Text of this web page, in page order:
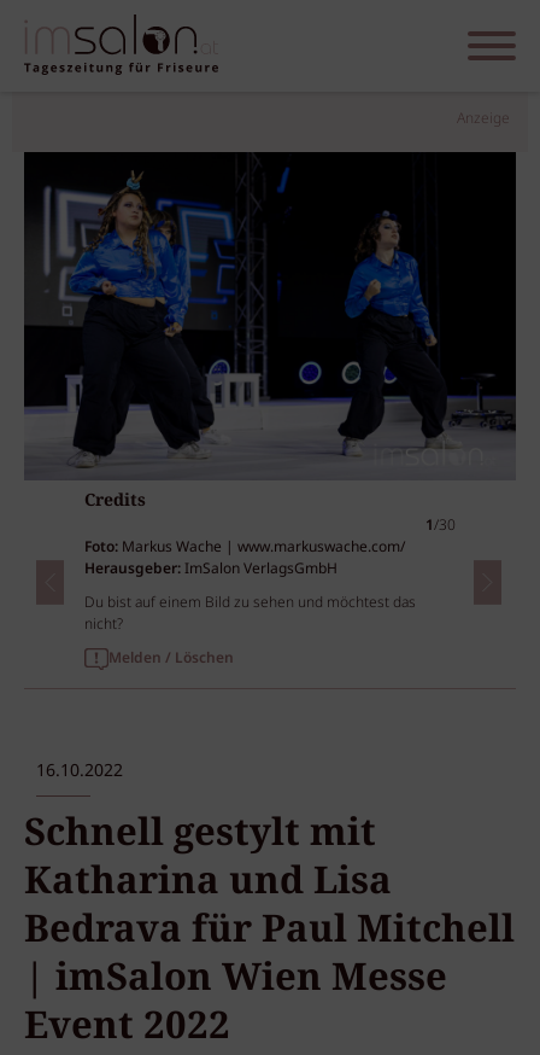
Anzeige
Credits
1/30
Foto: Markus Wache | www.markuswache.com/
Herausgeber:ImSalon VerlagsGmbH
Du bist auf einem Bild zu sehen und möchtest das
nicht?
Melden / Löschen
16.10.2022
Schnell gestylt mit
Katharina und Lisa
Bedrava für Paul Mitchell
| imSalon Wien Messe
Event 2022